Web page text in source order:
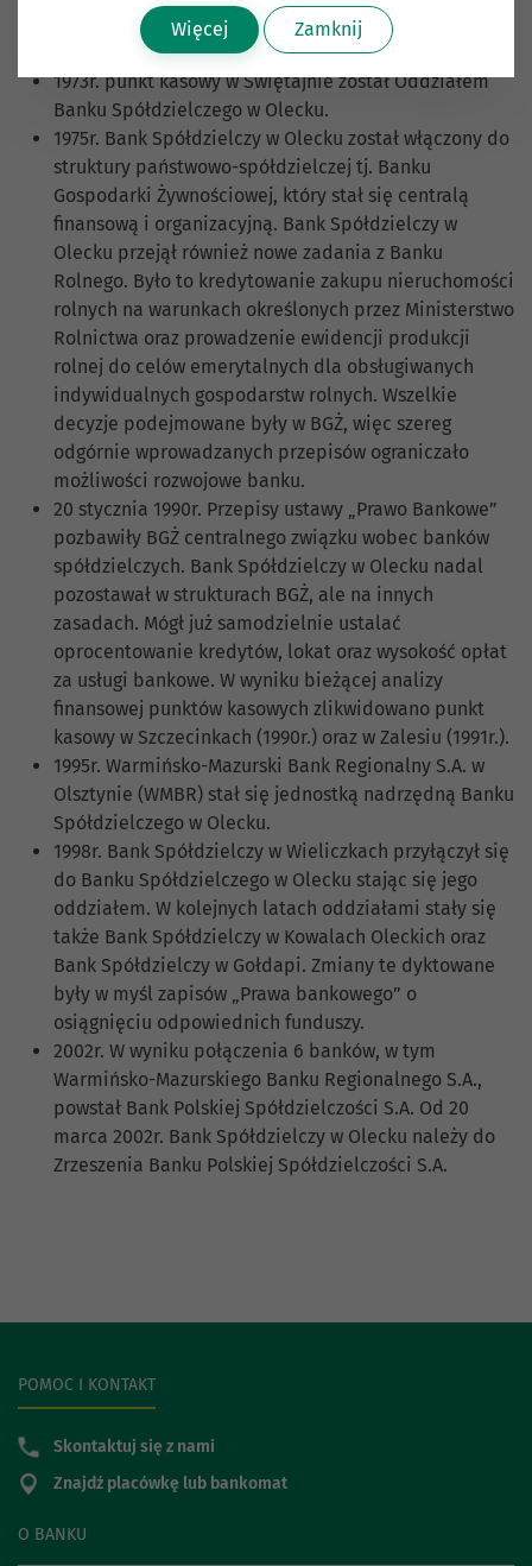
1962r. punkt kasowy w Wieliczkach przekształcił się w
samodzielny Bank Spółdzielczy.
1973r. punkt kasowy w Świętajnie został Oddziałem
Banku Spółdzielczego w Olecku.
1975r. Bank Spółdzielczy w Olecku został włączony do
struktury państwowo-spółdzielczej tj. Banku
Gospodarki Żywnościowej, który stał się centralą
finansową i organizacyjną. Bank Spółdzielczy w
Olecku przejął również nowe zadania z Banku
Rolnego. Było to kredytowanie zakupu nieruchomości
rolnych na warunkach określonych przez Ministerstwo
Rolnictwa oraz prowadzenie ewidencji produkcji
rolnej do celów emerytalnych dla obsługiwanych
indywidualnych gospodarstw rolnych. Wszelkie
decyzje podejmowane były w BGŻ, więc szereg
odgórnie wprowadzanych przepisów ograniczało
możliwości rozwojowe banku.
20 stycznia 1990r. Przepisy ustawy „Prawo Bankowe”
pozbawiły BGŻ centralnego związku wobec banków
spółdzielczych. Bank Spółdzielczy w Olecku nadal
pozostawał w strukturach BGŻ, ale na innych
zasadach. Mógł już samodzielnie ustalać
oprocentowanie kredytów, lokat oraz wysokość opłat
za usługi bankowe. W wyniku bieżącej analizy
finansowej punktów kasowych zlikwidowano punkt
kasowy w Szczecinkach (1990r.) oraz w Zalesiu (1991r.).
1995r. Warmińsko-Mazurski Bank Regionalny S.A. w
Olsztynie (WMBR) stał się jednostką nadrzędną Banku
Spółdzielczego w Olecku.
1998r. Bank Spółdzielczy w Wieliczkach przyłączył się
do Banku Spółdzielczego w Olecku stając się jego
oddziałem. W kolejnych latach oddziałami stały się
także Bank Spółdzielczy w Kowalach Oleckich oraz
Bank Spółdzielczy w Gołdapi. Zmiany te dyktowane
były w myśl zapisów „Prawa bankowego” o
osiągnięciu odpowiednich funduszy.
2002r. W wyniku połączenia 6 banków, w tym
Warmińsko-Mazurskiego Banku Regionalnego S.A.,
powstał Bank Polskiej Spółdzielczości S.A. Od 20
marca 2002r. Bank Spółdzielczy w Olecku należy do
Zrzeszenia Banku Polskiej Spółdzielczości S.A.
O BANKU
POMOC I KONTAKT
Skontaktuj się z nami
Znajdź placówkę lub bankomat
Więcej Zamknij